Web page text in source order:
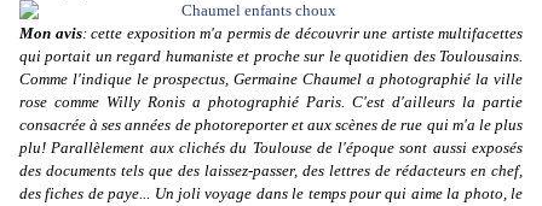
Mon avis: cette exposition m'a permis de découvrir une artiste multifacettes
qui portait un regard humaniste et proche sur le quotidien des Toulousains.
Comme l'indique le prospectus, Germaine Chaumel a photographié la ville
rose comme Willy Ronis a photographié Paris. C'est d'ailleurs la partie
consacrée à ses années de photoreporter et aux scènes de rue qui m'a le plus
plu! Parallèlement aux clichés du Toulouse de l'époquesont aussi exposés
des documents tels que des laissez-passer, des lettres de rédacteurs en chef,
des fiches de paye... Un joli voyage dans le temps pour qui aime la photo, le